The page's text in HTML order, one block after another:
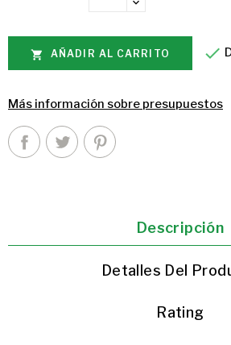
 AÑADIR AL CARRITO 
Más información sobre presupuestos
Descripción
Detalles Del
Rating